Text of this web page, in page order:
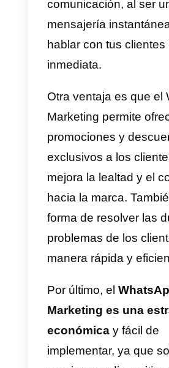
se pueden
personalizados,
promociones
forma rápida y
permite una
bidireccional, por
clientes podrán
con la empresa.
Marketing
Las ventajas que